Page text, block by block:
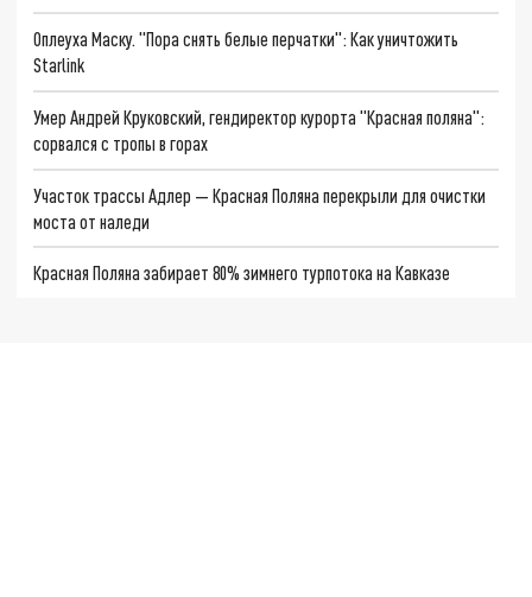
Оплеуха Маску. "Пора снять белые перчатки": Как уничтожить
Starlink
Умер Андрей Круковский, гендиректор курорта "Красная поляна":
сорвался с тропы в горах
Участок трассы Адлер — Красная Поляна перекрыли для очистки
моста от наледи
Красная Поляна забирает 80% зимнего турпотока на Кавказе